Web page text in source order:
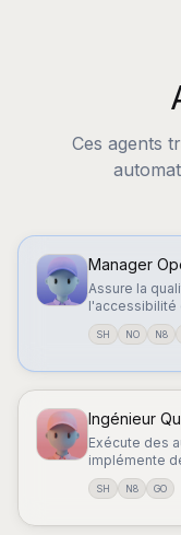
Ces agents
Manager
Assure la
l'accessibilité
SH NO N8
Ingénieur
Exécute des
implémente
automatisées.
SH N8 GO